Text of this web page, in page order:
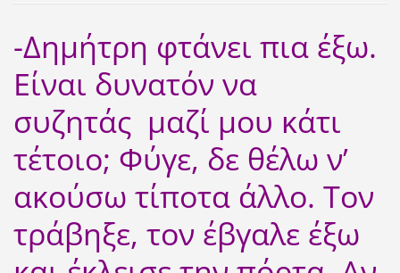
-Δημήτρη φτάνει πια έξω.
Είναι δυνατόν να
συζητάς μαζί μου κάτι
τέτοιο; Φύγε, δε θέλω ν’
ακούσω τίποτα άλλο. Τον
τράβηξε, τον έβγαλε έξω